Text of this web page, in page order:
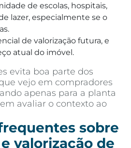
de escolas, hospitais,
lazer, especialmente se o
de valorização futura, e
atual do imóvel.
evita boa parte dos
vejo em compradores
apenas para a planta
avaliar o contexto ao
sobre
valorização de